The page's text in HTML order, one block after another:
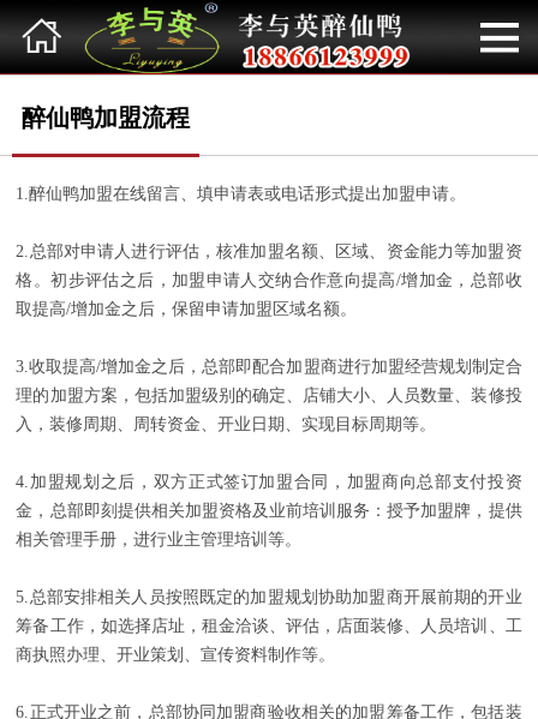
网站首页
新闻动态
加盟常识
店铺展示
荣誉资质
醉仙鸭加盟流程
1.醉仙鸭加盟在线留言、填申请表或电话形式提出加盟申请。
2.总部对申请人进行评估，核准加盟名额、区域、资金能力等加盟资
格。初步评估之后，加盟申请人交纳合作意向提高/增加金，总部收
取提高/增加金之后，保留申请加盟区域名额。
3.收取提高/增加金之后，总部即配合加盟商进行加盟经营规划制定合
理的加盟方案，包括加盟级别的确定、店铺大小、人员数量、装修投
入，装修周期、周转资金、开业日期、实现目标周期等。
4.加盟规划之后，双方正式签订加盟合同，加盟商向总部支付投资
金，总部即刻提供相关加盟资格及业前培训服务：授予加盟牌，提供
相关管理手册，进行业主管理培训等。
5.总部安排相关人员按照既定的加盟规划协助加盟商开展前期的开业
筹备工作，如选择店址，租金洽谈、评估，店面装修、人员培训、工
商执照办理、开业策划、宣传资料制作等。
6.正式开业之前，总部协同加盟商验收相关的加盟筹备工作，包括装